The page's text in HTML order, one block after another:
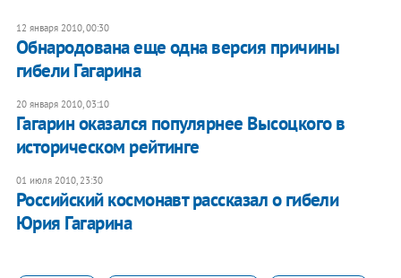
12 января 2010, 00:30
Обнародована еще одна версия причины
гибели Гагарина
20 января 2010, 03:10
Гагарин оказался популярнее Высоцкого в
историческом рейтинге
01 июля 2010, 23:30
Российский космонавт рассказал о гибели
Юрия Гагарина